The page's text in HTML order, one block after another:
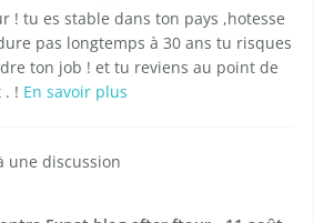
! tu es stable dans ton pays ,hotesse
pas longtemps à 30 ans tu risques
ton job ! et tu reviens au point de
. ! En savoir plus
une discussion